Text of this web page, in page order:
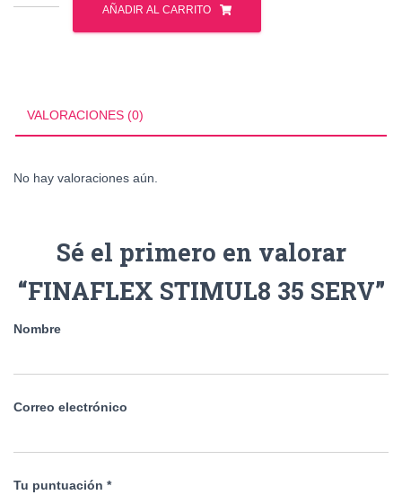
STIMUL8
AÑADIR AL CARRITO
VALORACIONES (0)
No hay valoraciones aún.
Sé el primero en valorar
“FINAFLEX STIMUL8 35 SERV”
Nombre
Correo electrónico
Tu puntuación *